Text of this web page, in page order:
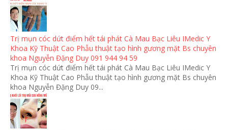
Trị mụn cóc dứt điểm hết tái phát Cà Mau Bạc Liêu IMedic Y
Khoa Kỹ Thuật Cao Phẫu thuật tạo hình gương mặt Bs chuyên
khoa Nguyễn Đặng Duy 091 944 94 59
Trị mụn cóc dứt điểm hết tái phát Cà Mau Bạc Liêu IMedic Y
Khoa Kỹ Thuật Cao Phẫu thuật tạo hình gương mặt Bs chuyên
khoa Nguyễn Đặng Duy 09...